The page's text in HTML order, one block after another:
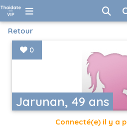
Retour
Jarunan, 49 ans
0
Connecté(e) il y a